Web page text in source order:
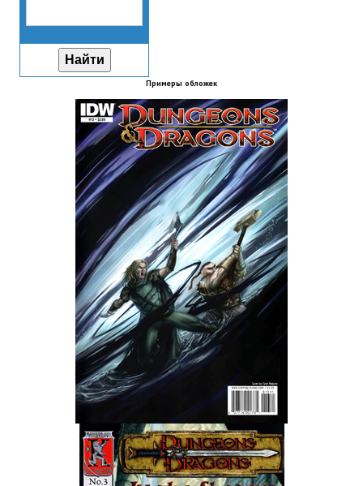
Работы Тестера 55
Небесный воин
Немного героев меча и магии
Расширенная версия Х3
REBalance
Работы Kuroneko
Doom 3 Remaster Fan Edition
X2 - The Threat Remaster Fan Edition
Quake III Arena Remaster Fan Edition
Star Trek Voyager Elite Force Remaster Fan Edition
Red Faction remaster Fan Edition
Aliens versus Predator 1 Remaster Fan Edition
Примеры обложек